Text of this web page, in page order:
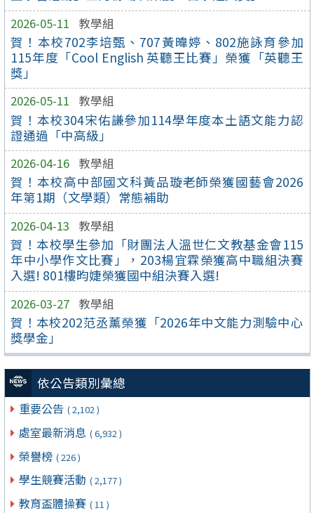
2026-05-11 教學組
賀！本校702李培甄、707黃暐婷、802施詠育參加
115年度「Cool English 英聽王比賽」榮獲「英聽王
獎」
2026-05-11 教學組
賀！本校304宋佑謙參加114學年度本土語文能力認
證通過「中高級」
2026-04-16 教學組
賀！本校高中部國文科黃品璇老師榮獲國藝會2026
年第1期（文學類）常態補助
2026-04-13 教學組
賀！本校學生參加「財團法人溫世仁文教基金會115
年中小學作文比賽」，203楊宜霖榮獲高中職組決賽
入選! 801樓昀婕榮獲國中組決賽入選!
2026-03-27 教學組
賀！本校202范丞薰榮獲「2026年中文能力測驗中心
獎學金」
依公告類別彙總
重要公告 ( 2,102 )
處室最新消息 ( 6,932 )
榮譽榜 ( 226 )
學生競賽活動 ( 2,177 )
教育盃體操賽 ( 11 )